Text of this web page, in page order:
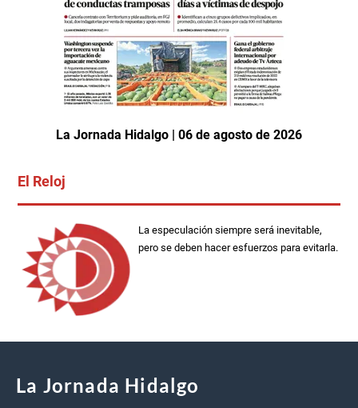
La Jornada Hidalgo | 06 de agosto de 2026
El Reloj
La especulación siempre será inevitable,
pero se deben hacer esfuerzos para evitarla.
La Jornada Hidalgo